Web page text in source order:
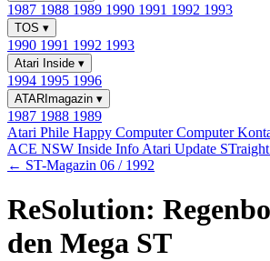
1987 1988 1989 1990 1991 1992 1993
TOS ▾
1990 1991 1992 1993
Atari Inside ▾
1994 1995 1996
ATARImagazin ▾
1987 1988 1989
Atari Phile Happy ComputerComputer
ACE NSW Inside Info Atari Update
← ST-Magazin 06 / 1992
ReSolution:
den Mega ST